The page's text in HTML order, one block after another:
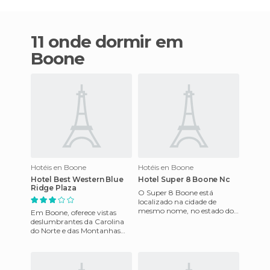
11 onde dormir em
Boone
Hotéis en Boone
Hotel Best Western Blue
Ridge Plaza
Em Boone, oferece vistas
deslumbrantes da Carolina
do Norte e das Montanhas
Hotéis en Boone
Hotel Super 8 Boone Nc
O Super 8 Boone está
localizado na cidade de
mesmo nome, no estado do